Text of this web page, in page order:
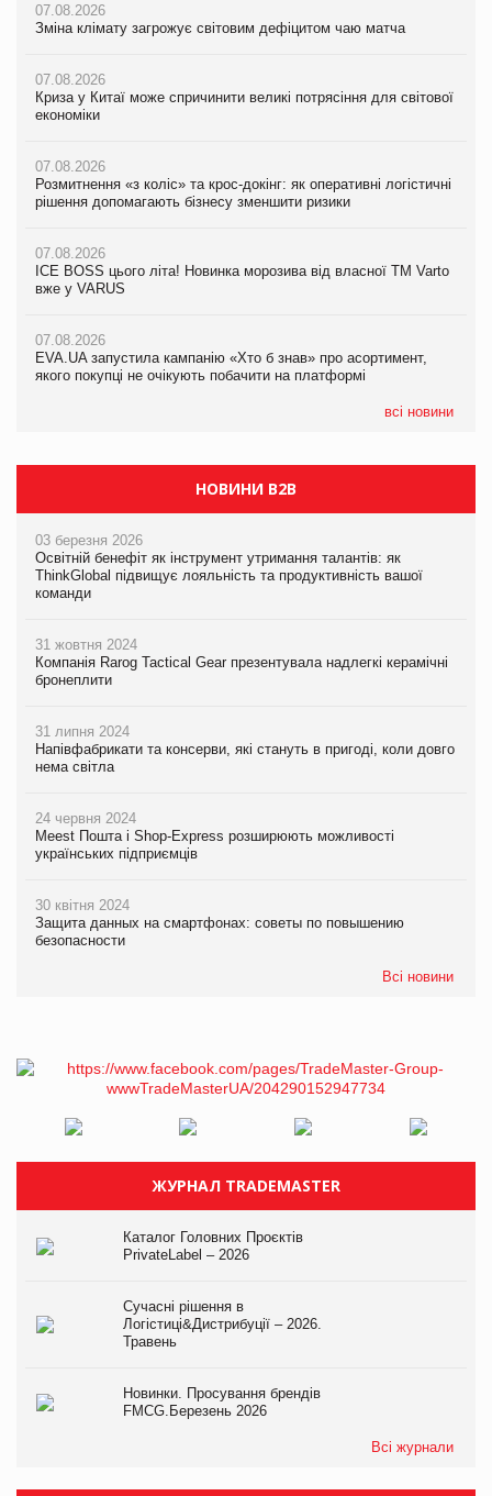
07.08.2026
Зміна клімату загрожує світовим дефіцитом чаю матча
07.08.2026
Криза у Китаї може спричинити великі потрясіння для світової
економіки
07.08.2026
Розмитнення «з коліс» та крос-докінг: як оперативні логістичні
рішення допомагають бізнесу зменшити ризики
07.08.2026
ICE BOSS цього літа! Новинка морозива від власної ТМ Varto
вже у VARUS
07.08.2026
EVA.UA запустила кампанію «Хто б знав» про асортимент,
якого покупці не очікують побачити на платформі
всі новини
07.08.2026
Зміна клімату загрожує світовим дефіцитом чаю матча
07.08.2026
Криза у Китаї може спричинити великі потрясіння для світової
економіки
07.08.2026
Розмитнення «з коліс» та крос-докінг: як оперативні логістичні
рішення допомагають бізнесу зменшити ризики
07.08.2026
ICE BOSS цього літа! Новинка морозива від власної ТМ Varto
вже у VARUS
07.08.2026
EVA.UA запустила кампанію «Хто б знав» про асортимент,
якого покупці не очікують побачити на платформі
07.08.2026
Зміна клімату загрожує світовим дефіцитом чаю матча
07.08.2026
Криза у Китаї може спричинити великі потрясіння для світової
економіки
07.08.2026
Kraft Heinz скоротила збиток у першому півріччі
Продажі Hugo Boss впали на 9%
НОВИНИ B2B
03 березня 2026
Освітній бенефіт як інструмент утримання талантів: як
ThinkGlobal підвищує лояльність та продуктивність вашої
команди
31 жовтня 2024
Компанія Rarog Tactical Gear презентувала надлегкі керамічні
бронеплити
31 липня 2024
Напівфабрикати та консерви, які стануть в пригоді, коли довго
нема світла
24 червня 2024
Meest Пошта і Shop-Express розширюють можливості
українських підприємців
30 квітня 2024
Защита данных на смартфонах: советы по повышению
безопасности
Всі новини
ЖУРНАЛ TRADEMASTER
Каталог Головних Проєктів
PrivateLabel – 2026
Сучасні рішення в
Логістиці&Дистрибуції – 2026.
Травень
Новинки. Просування брендів
FMCG.Березень 2026
Всі журнали